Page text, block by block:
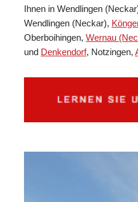
Ihnen in Wendlingen
Wendlingen (Neckar),
Oberboihingen, Wernau
und Denkendorf, Notzingen,